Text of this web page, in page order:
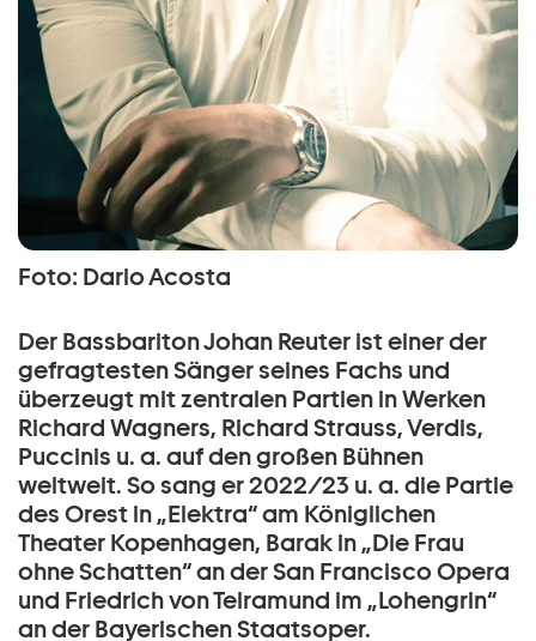
Foto: Dario Acosta
Der Bassbariton Johan Reuter ist einer der
gefragtesten Sänger seines Fachs und
überzeugt mit zentralen Partien in Werken
Richard Wagners, Richard Strauss, Verdis,
Puccinis u. a. auf den großen Bühnen
weltweit. So sang er 2022/23 u. a. die Partie
des Orest in „Elektra“ am Königlichen
Theater Kopenhagen, Barak in „Die Frau
ohne Schatten“ an der San Francisco Opera
und Friedrich von Telramund im „Lohengrin“
an der Bayerischen Staatsoper.